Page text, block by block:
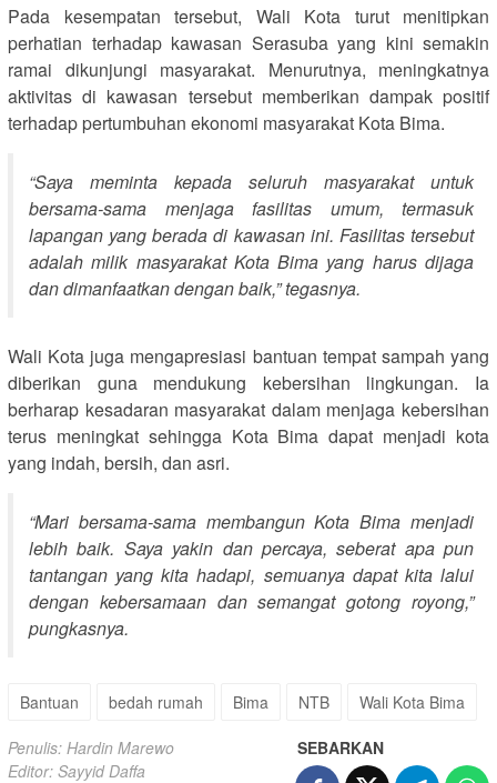
Pada kesempatan tersebut, Wali Kota turut menitipkan
perhatian terhadap kawasan Serasuba yang kini semakin
ramai dikunjungi masyarakat. Menurutnya, meningkatnya
aktivitas di kawasan tersebut memberikan dampak positif
terhadap pertumbuhan ekonomi masyarakat Kota Bima.
“Saya meminta kepada seluruh masyarakat untuk
bersama-sama menjaga fasilitas umum, termasuk
lapangan yang berada di kawasan ini. Fasilitas tersebut
adalah milik masyarakat Kota Bima yang harus dijaga
dan dimanfaatkan dengan baik,” tegasnya.
Wali Kota juga mengapresiasi bantuan tempat sampah yang
diberikan guna mendukung kebersihan lingkungan. Ia
berharap kesadaran masyarakat dalam menjaga kebersihan
terus meningkat sehingga Kota Bima dapat menjadi kota
yang indah, bersih, dan asri.
“Mari bersama-sama membangun Kota Bima menjadi
lebih baik. Saya yakin dan percaya, seberat apa pun
tantangan yang kita hadapi, semuanya dapat kita lalui
dengan kebersamaan dan semangat gotong royong,”
pungkasnya.
Bantuan bedah rumah Bima NTB Wali Kota Bima
Penulis: Hardin Marewo
Editor: Sayyid Daffa
SEBARKAN